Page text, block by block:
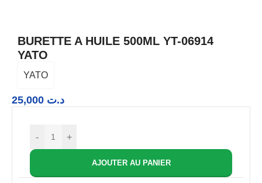
BURETTE A HUILE 500ML YT-06914
YATO
YATO
د.ت
- +
AJOUTER AU PANIER